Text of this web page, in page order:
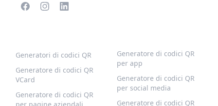
Generatori di codici QR
Generatore di codici QR
VCard
Generatore di codici QR
Generatore di codici QR
per app
Generatore di codici QR
per social media
Generatore di codici QR